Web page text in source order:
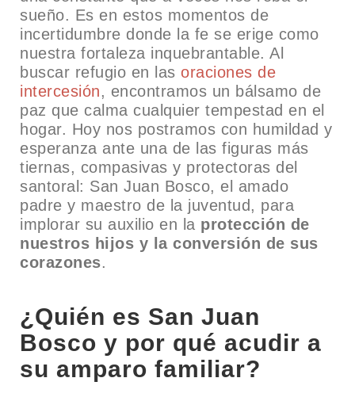
sueño. Es en estos momentos de
incertidumbre donde la fe se erige como
nuestra fortaleza inquebrantable. Al
buscar refugio en las oraciones de
intercesión, encontramos un bálsamo de
paz que calma cualquier tempestad en el
hogar. Hoy nos postramos con humildad y
esperanza ante una de las figuras más
tiernas, compasivas y protectoras del
santoral: San Juan Bosco, el amado
padre y maestro de la juventud, para
implorar su auxilio en la protección de
nuestros hijos y la conversión de sus
corazones.
¿Quién es San Juan
Bosco y por qué acudir a
su amparo familiar?